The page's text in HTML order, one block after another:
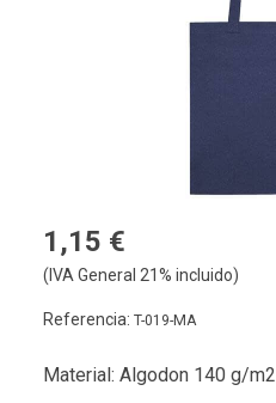
1,15 €
(IVA General 21% incluido)
Referencia: T-019-MA
Material: Algodon 140 g/m2